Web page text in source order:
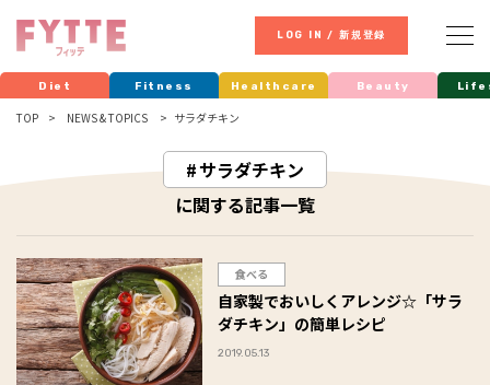
LOG IN / 新規登録
Diet Fitness Healthcare Beauty
TOP NEWS & TOPICS サラダチキン
サラダチキン
に関する記事一覧
食べる
自家製でおいしくアレンジ☆「サラ
ダチキン」の簡単レシピ
2019.05.13